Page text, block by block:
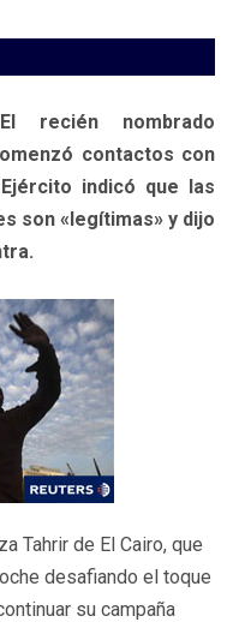
recién nombrado
contactos con
indicó que las
son «legítimas» y dijo
Tahrir de El Cairo, que
desafiando el toque
su campaña